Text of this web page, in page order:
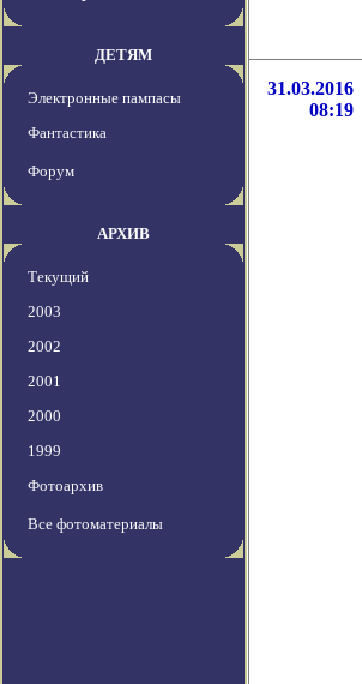
ДЕТЯМ
Электронные пампасы
Фантастика
Форум
АРХИВ
Текущий
2003
2002
2001
2000
1999
Фотоархив
Все фотоматериалы
31.03.2016
08:19